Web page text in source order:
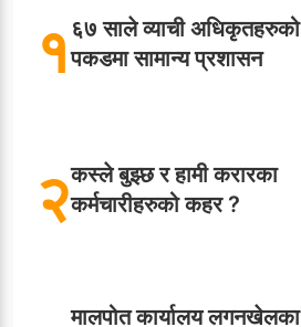
१६७ साले व्याची अधिकृतहरुको
पकडमा सामान्य प्रशासन
२कस्ले बुझ्छ र हामी करारका
कर्मचारीहरुको कहर ?
मालपोत कार्यालय लगनखेलका